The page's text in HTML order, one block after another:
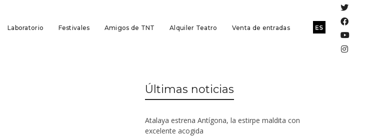
Laboratorio Festivales Amigos de TNT Alquiler Teatro Venta de entradas
Últimas noticias
Atalaya estrena Antígona, la estirpe maldita con
excelente acogida